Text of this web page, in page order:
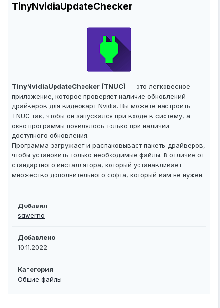
TinyNvidiaUpdateChecker
TinyNvidiaUpdateChecker (TNUC) — это легковесное
приложение, которое проверяет наличие обновлений
драйверов для видеокарт Nvidia. Вы можете настроить
TNUC так, чтобы он запускался при входе в систему, а
окно программы появлялось только при наличии
доступного обновления.
Программа загружает и распаковывает пакеты драйверов,
чтобы установить только необходимые файлы. В отличие от
стандартного инсталлятора, который устанавливает
множество дополнительного софта, который вам не нужен.
Добавил
sqwerno
Добавлено
10.11.2022
Категория
Общие файлы